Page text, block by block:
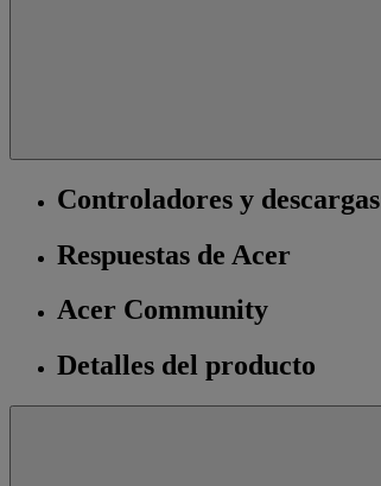
Controladores y descargas
Respuestas de Acer
Acer Community
Detalles del producto